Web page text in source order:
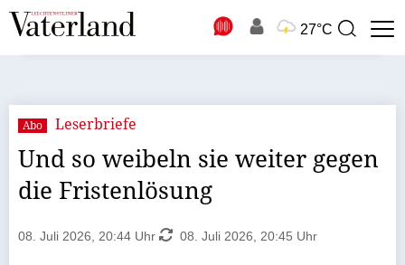
27°C
Suchbegriff
Suche
Abo Leserbriefe
Und so weibeln sie weiter gegen
die Fristenlösung
08. Juli 2026, 20:44 Uhr 08. Juli 2026, 20:45 Uhr